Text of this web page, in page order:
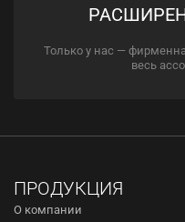
Только у нас —
весь
ПРОДУКЦИЯ
О компании